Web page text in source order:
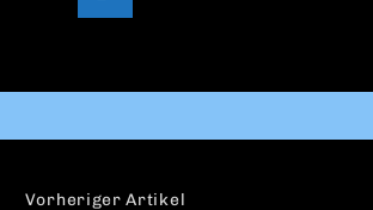
Vorheriger Artikel